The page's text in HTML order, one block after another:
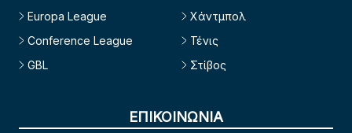
Europa League
Conference League
GBL
Χάντμπολ
Τένις
Στίβος
ΕΠΙΚΟΙΝΩΝΙΑ